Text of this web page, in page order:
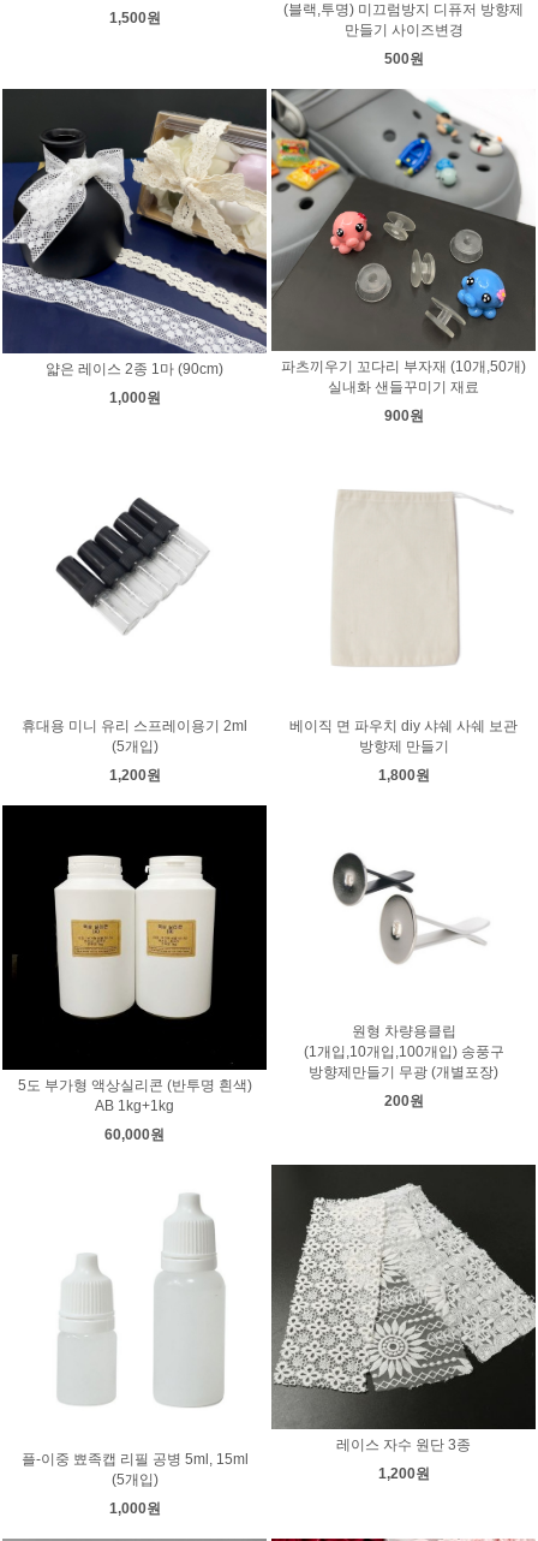
1,500원
(블랙,투명) 미끄럼방지 디퓨저 방향제
만들기 사이즈변경
500원
얇은 레이스 2종 1마 (90cm)
1,000원
파츠끼우기 꼬다리 부자재 (10개,50개)
실내화 샌들꾸미기 재료
900원
휴대용 미니 유리 스프레이용기 2ml
(5개입)
1,200원
베이직 면 파우치 diy 샤쉐 사쉐 보관
방향제 만들기
1,800원
5도 부가형 액상실리콘 (반투명 흰색)
AB 1kg+1kg
60,000원
원형 차량용클립
(1개입,10개입,100개입) 송풍구
방향제만들기 무광 (개별포장)
200원
플-이중 뾰족캡 리필 공병 5ml, 15ml
(5개입)
1,000원
레이스 자수 원단 3종
1,200원